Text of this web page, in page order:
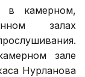
в камерном,
залах
зале
Нурланова